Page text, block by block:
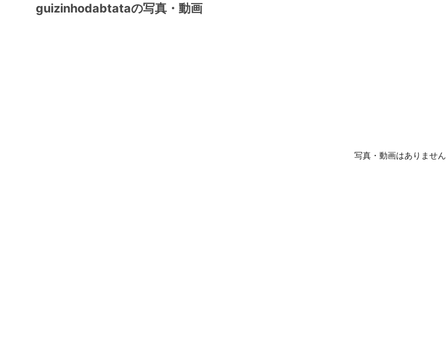
guizinhodabtataの写真・動画
写真・動画はありません